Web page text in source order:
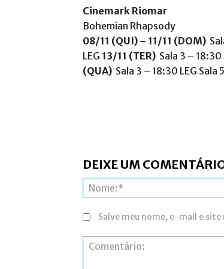
Cinemark Riomar
Bohemian Rhapsody
08/11 (QUI) – 11/11 (DOM)
LEG 13/11 (TER) Sala 3 –
(QUA) Sala 3 – 18:30 LEG Sala
DEIXE UM
Salve meu nome, e-mail e